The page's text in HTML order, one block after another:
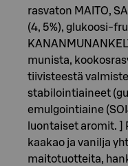
rasvaton MAITO,
(4, 5%), glukoosi-
munista,
tiivisteestä
stabilointiaineet
emulgointiaine
luontaiset aromit. ]
kaakao ja vanilja
maitotuotteita,